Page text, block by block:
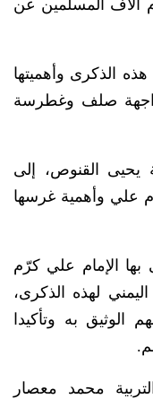
آلاف المسلمين عن
الذكرى وأهميتها
صلف وغطرسة
يحيى القنوص، إلى
علي وأهمية غرسها
بها الإمام علي كرّم
لهذه الذكرى،
الوثيق به وتأكيدا
محمد معصار